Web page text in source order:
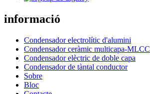
informació
Condensador electrolític d'alumini
Condensador ceràmic multicapa-MLCC
Condensador elèctric de doble capa
Condensador de tàntal conductor
Sobre
Bloc